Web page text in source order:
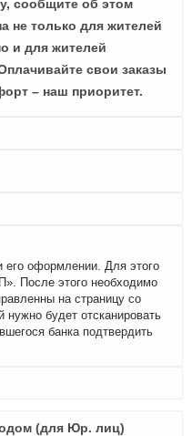
сообщите об этом
не только для жителей
и для жителей
свои заказы
– наш приоритет.
его оформлении. Для этого
После этого необходимо
на страницу со
будет отсканировать
банка подтвердить
(для Юр. лиц)